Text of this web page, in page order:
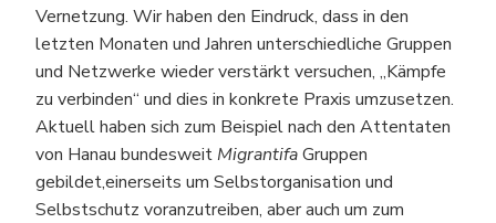
Vernetzung. Wir haben den Eindruck, dass in den
letzten Monaten und Jahren unterschiedliche Gruppen
und Netzwerke wieder verstärkt versuchen, „Kämpfe
zu verbinden“ und dies in konkrete Praxis umzusetzen.
Aktuell haben sich zum Beispiel nach den Attentaten
von Hanau bundesweit MigrantifaGruppen
gebildet,einerseits um Selbstorganisation und
Selbstschutz voranzutreiben, aber auch um zum